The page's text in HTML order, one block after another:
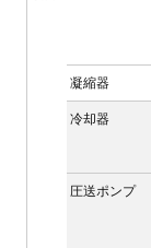
凝縮器
冷却器
圧送ポンプ